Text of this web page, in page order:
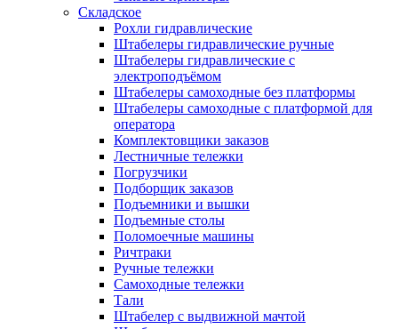
Складское
Рохли гидравлические
Штабелеры гидравлические ручные
Штабелеры гидравлические с
электроподъёмом
Штабелеры самоходные без платформы
Штабелеры самоходные с платформой для
оператора
Комплектовщики заказов
Лестничные тележки
Погрузчики
Подборщик заказов
Подъемники и вышки
Подъемные столы
Поломоечные машины
Ричтраки
Ручные тележки
Самоходные тележки
Тали
Штабелер с выдвижной мачтой